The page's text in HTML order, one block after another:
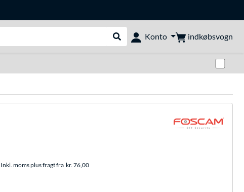
Udfør søgning
Konto indkøbsvogn
Inkl. moms plus fragt fra kr. 76,00